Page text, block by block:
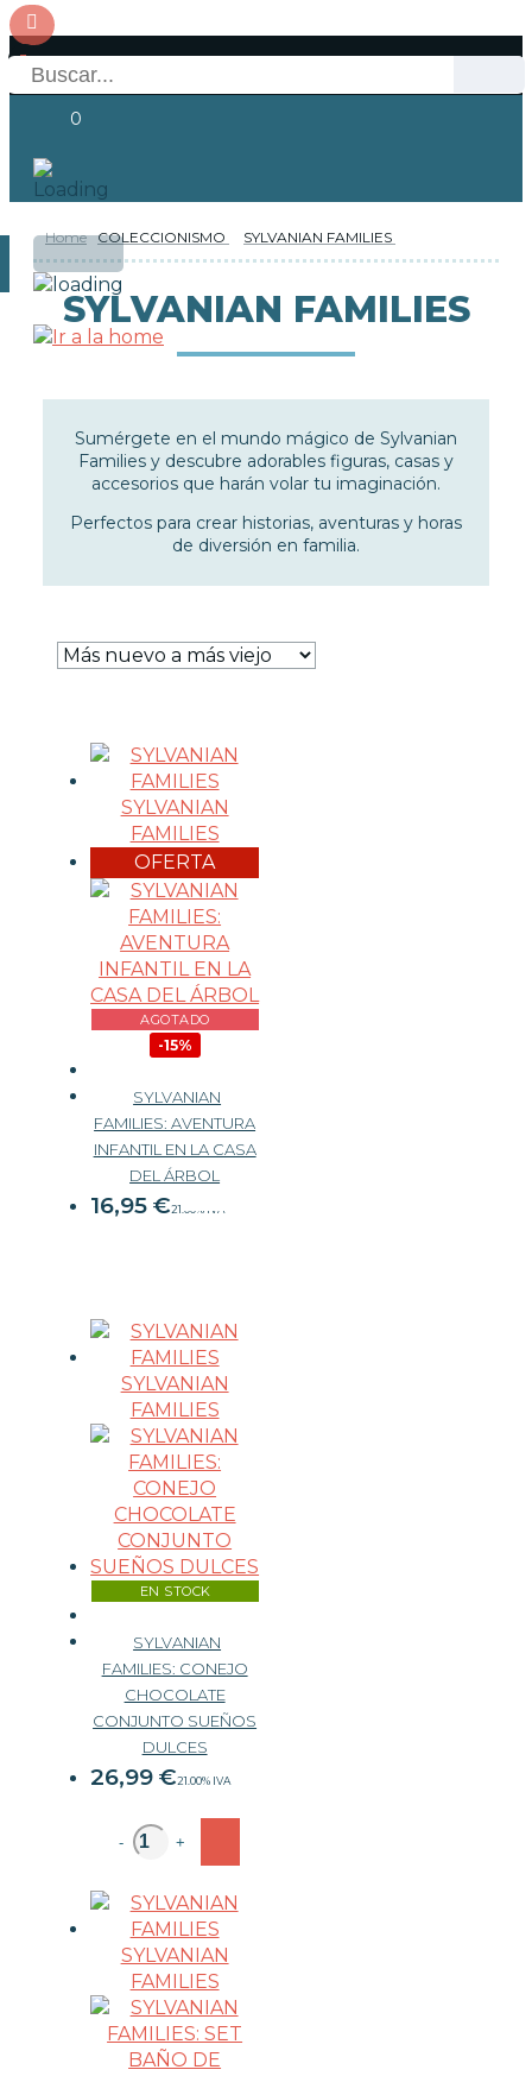
0
Acceso
OFERTAS
RESERVAS
NOVEDADES
COLECCIONISMO
ESPADAS - KATANAS
HOT WHEELS
RÉPLICAS
WARHAMMER
CARTAS TCG
MERCHANDISING
JUEGOS
OUTLET
Home COLECCIONISMO SYLVANIAN FAMILIES
SYLVANIAN FAMILIES
Sumérgete en el mundo mágico de Sylvanian
Families y descubre adorables figuras, casas y
accesorios que harán volar tu imaginación.
Perfectos para crear historias, aventuras y horas
de diversión en familia.
SYLVANIAN
FAMILIES
OFERTA
AGOTADO
-15%
SYLVANIAN
FAMILIES: AVENTURA
INFANTIL EN LA CASA
DEL ÁRBOL
16,95 €21.00% IVA
19,99 €
SYLVANIAN
FAMILIES
EN STOCK
SYLVANIAN
FAMILIES: CONEJO
CHOCOLATE
CONJUNTO SUEÑOS
DULCES
26,99 €21.00% IVA
- +
SYLVANIAN
FAMILIES